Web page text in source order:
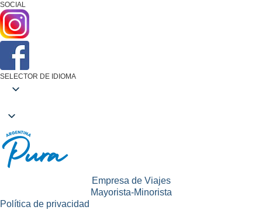
SOCIAL
SELECTOR DE IDIOMA
Empresa de Viajes
Mayorista-Minorista
Política de privacidad